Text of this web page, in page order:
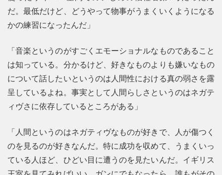
だ。最低だけど、どうやって物事がうまくいくようになる
かの練習になったんだ」
「音楽というのがすごくエモーショナルなものであること
は知っている。分かるけど、好きなものよりも嫌いなもの
について話したいというのは人間性における真の弱さを露
呈しているよね。事実として人間らしさというのはネガテ
ィヴさに依存しているところがある」
「人間というのはネガティヴなものが好きで、人が傷つく
のを見るのが好きなんだ。特に成功を収めて、うまくいっ
ている人ほど、ひどい目に遭うのを見たいんだ。イギリス